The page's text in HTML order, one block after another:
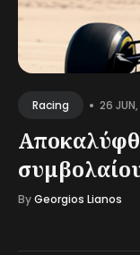
Racing • 26
ByGeorgios Lianos